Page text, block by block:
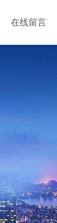
在线留言